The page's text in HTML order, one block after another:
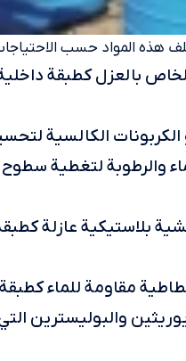
هذه المواد حسب
بالعزل كطبقة
الكربونات الكالسية
والرطوبة لتغطية سطوح
بلاستيكية عازلة
مقاومة للماء
والبوليسترين